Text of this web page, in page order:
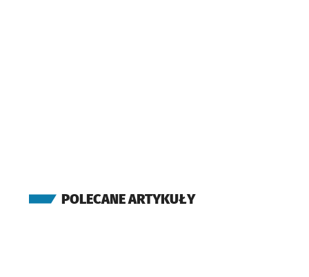
POLECANE ARTYKUŁY